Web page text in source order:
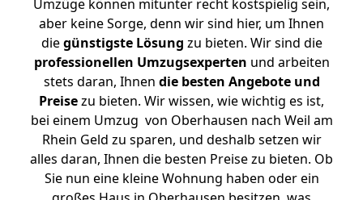
Umzüge können mitunter recht kostspielig sein,
aber keine Sorge, denn wir sind hier, um Ihnen
diegünstigste Lösung zu bieten. Wir sind die
professionellen Umzugsexperten und arbeiten
stets daran, Ihnen die besten Angebote und
Preisezu bieten. Wir wissen, wie wichtig es ist,
bei einem Umzug von Oberhausen nach Weil am
Rhein Geld zu sparen, und deshalb setzen wir
alles daran, Ihnen die besten Preise zu bieten. Ob
Sie nun eine kleine Wohnung haben oder ein